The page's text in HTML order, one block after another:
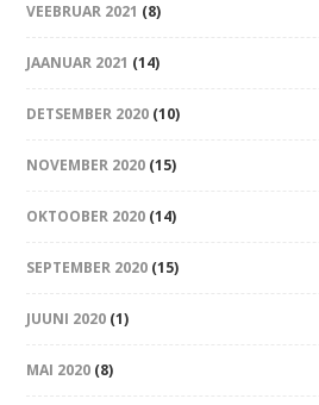
VEEBRUAR 2021 (8)
JAANUAR 2021 (14)
DETSEMBER 2020 (10)
NOVEMBER 2020 (15)
OKTOOBER 2020 (14)
SEPTEMBER 2020 (15)
JUUNI 2020 (1)
MAI 2020 (8)